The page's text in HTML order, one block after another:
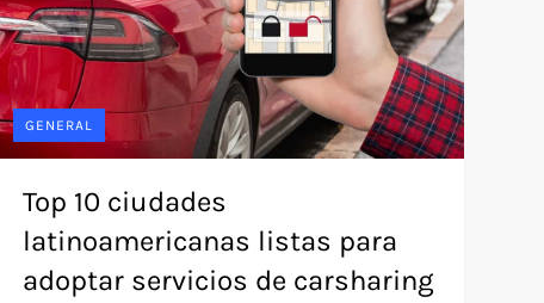
GENERAL
Top 10 ciudades
latinoamericanas listas para
adoptar servicios de carsharing